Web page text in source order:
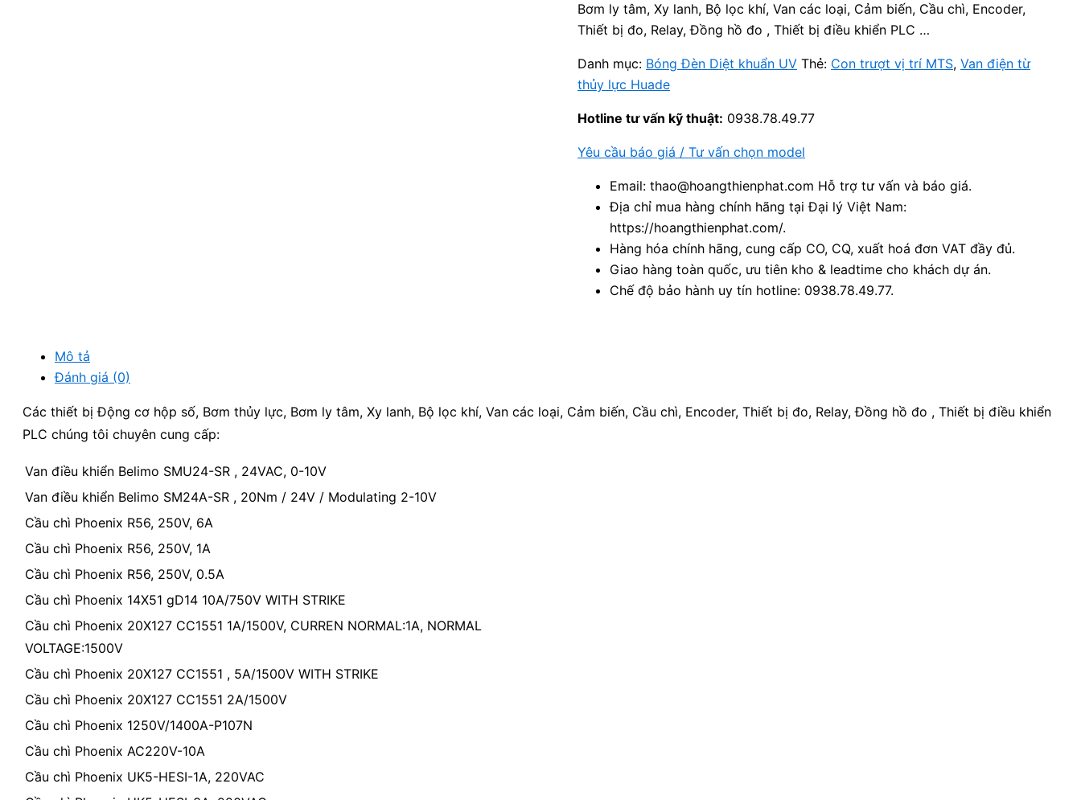
Bơm ly tâm, Xy lanh, Bộ lọc khí, Van các loại, Cảm biến, Cầu chì, Encoder,
Thiết bị đo, Relay, Đồng hồ đo , Thiết bị điều khiển PLC …
Danh mục: Bóng Đèn Diệt khuẩn UV Thẻ: Con trượt vị trí MTS, Van điện từ
thủy lực Huade
Hotline tư vấn kỹ thuật: 0938.78.49.77
Yêu cầu báo giá / Tư vấn chọn model
Email: thao@hoangthienphat.com Hỗ trợ tư vấn và báo giá.
Địa chỉ mua hàng chính hãng tại Đại lý Việt Nam:
https://hoangthienphat.com/.
Hàng hóa chính hãng, cung cấp CO, CQ, xuất hoá đơn VAT đầy đủ.
Giao hàng toàn quốc, ưu tiên kho & leadtime cho khách dự án.
Chế độ bảo hành uy tín hotline: 0938.78.49.77.
Mô tả
Đánh giá (0)
Các thiết bị Động cơ hộp số, Bơm thủy lực, Bơm ly tâm, Xy lanh, Bộ lọc khí, Van các loại, Cảm biến, Cầu chì, Encoder, Thiết bị đo, Relay, Đồng hồ đo , Thiết bị điều khiển
PLC chúng tôi chuyên cung cấp:
Van điều khiển Belimo SMU24-SR , 24VAC, 0-10V
Van điều khiển Belimo SM24A-SR , 20Nm / 24V / Modulating 2-10V
Cầu chì Phoenix R56, 250V, 6A
Cầu chì Phoenix R56, 250V, 1A
Cầu chì Phoenix R56, 250V, 0.5A
Cầu chì Phoenix 14X51 gD14 10A/750V WITH STRIKE
Cầu chì Phoenix 20X127 CC1551 1A/1500V, CURREN NORMAL:1A, NORMAL
VOLTAGE:1500V
Cầu chì Phoenix 20X127 CC1551 , 5A/1500V WITH STRIKE
Cầu chì Phoenix 20X127 CC1551 2A/1500V
Cầu chì Phoenix 1250V/1400A-P107N
Cầu chì Phoenix AC220V-10A
Cầu chì Phoenix UK5-HESI-1A, 220VAC